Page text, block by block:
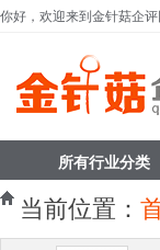
你好，欢迎来到金针菇企评
所有行业分类
当前位置：